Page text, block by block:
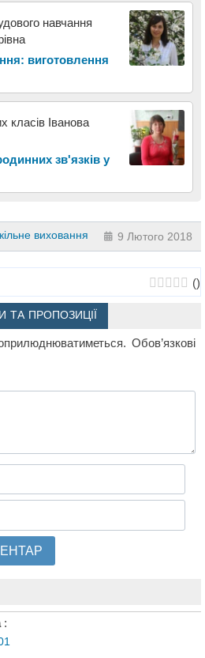
навчання
виготовлення
класів Іванова
зв'язків у
виховання 9 Лютого 2018
()
ТА ПРОПОЗИЦІЇ
Обов’язкові
: